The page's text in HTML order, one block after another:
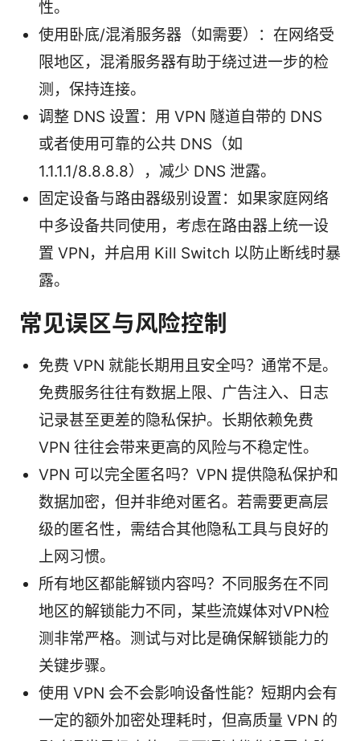
性。
使用卧底/混淆服务器（如需要）：在网络受
限地区，混淆服务器有助于绕过进一步的检
测，保持连接。
调整 DNS 设置：用 VPN 隧道自带的 DNS
或者使用可靠的公共 DNS（如
1.1.1.1/8.8.8.8），减少 DNS 泄露。
固定设备与路由器级别设置：如果家庭网络
中多设备共同使用，考虑在路由器上统一设
置 VPN，并启用 Kill Switch 以防止断线时暴
露。
常见误区与风险控制
免费 VPN 就能长期用且安全吗？通常不是。
免费服务往往有数据上限、广告注入、日志
记录甚至更差的隐私保护。长期依赖免费
VPN 往往会带来更高的风险与不稳定性。
VPN 可以完全匿名吗？VPN 提供隐私保护和
数据加密，但并非绝对匿名。若需要更高层
级的匿名性，需结合其他隐私工具与良好的
上网习惯。
所有地区都能解锁内容吗？不同服务在不同
地区的解锁能力不同，某些流媒体对VPN检
测非常严格。测试与对比是确保解锁能力的
关键步骤。
使用 VPN 会不会影响设备性能？短期内会有
一定的额外加密处理耗时，但高质量 VPN 的